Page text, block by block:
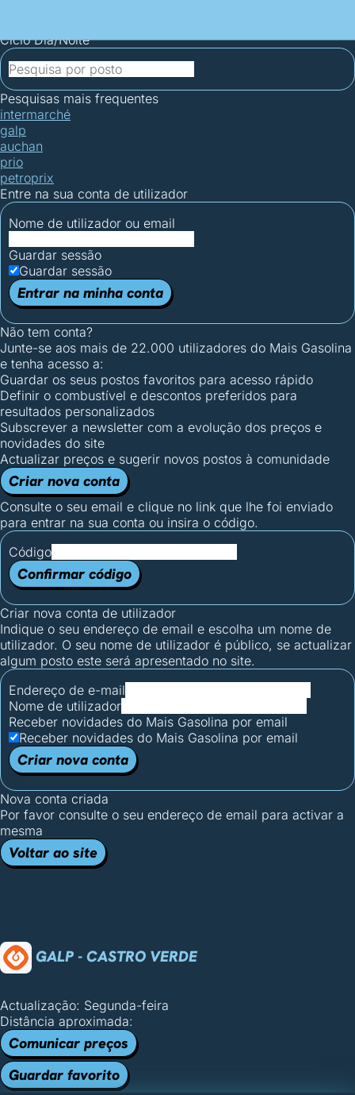
Ciclo Dia/Noite
Pesquisas mais frequentes
intermarché
galp
auchan
prio
petroprix
Entre na sua conta de utilizador
Nome de utilizador ou email
Guardar sessão
Guardar sessão
Entrar na minha conta
Não tem conta?
Junte-se aos mais de 22.000 utilizadores do Mais Gasolina
e tenha acesso a:
Guardar os seus postos favoritos para acesso rápido
Definir o combustível e descontos preferidos para
resultados personalizados
Subscrever a newsletter com a evolução dos preços e
novidades do site
Actualizar preços e sugerir novos postos à comunidade
Criar nova conta
Consulte o seu email e clique no link que lhe foi enviado
para entrar na sua conta ou insira o código.
Código
Confirmar código
Criar nova conta de utilizador
Indique o seu endereço de email e escolha um nome de
utilizador. O seu nome de utilizador é público, se actualizar
algum posto este será apresentado no site.
Endereço de e-mail
Nome de utilizador
Receber novidades do Mais Gasolina por email
Receber novidades do Mais Gasolina por email
Criar nova conta
Nova conta criada
Por favor consulte o seu endereço de email para activar a
mesma
Voltar ao site
GALP - CASTRO VERDE
Actualização: Segunda-feira
Distância aproximada:
Comunicar preços
Guardar favorito